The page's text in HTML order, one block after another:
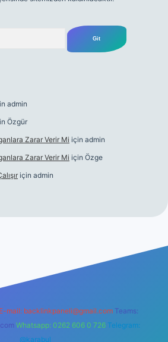
admin
Özgür
Zarar Verir Mi için admin
Zarar Verir Mi için Özge
için admin
E-mail: backlinkpaneli@gmail.com Teams:
Whatsapp: 0262 606 0 726 Telegram:
@karabul